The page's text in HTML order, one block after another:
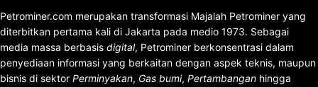
Petrominer.com merupakan transformasi Majalah Petrominer yang
diterbitkan pertama kali di Jakarta pada medio 1973. Sebagai
media massa berbasis digital, Petrominer berkonsentrasi dalam
penyediaan informasi yang berkaitan dengan aspek teknis, maupun
bisnis di sektor Perminyakan, Gas bumi, Pertambangan hingga